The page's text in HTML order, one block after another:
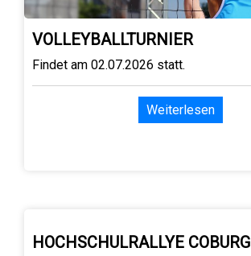
VOLLEYBALLTURNIER
Findet am 02.07.2026 statt.
Weiterlesen
HOCHSCHULRALLYE COBURG